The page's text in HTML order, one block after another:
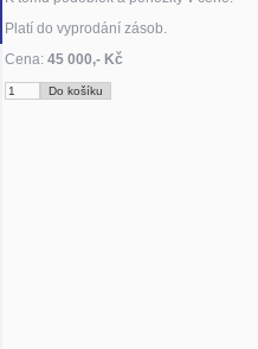
Platí do vyprodání zásob.
Cena: 45 000,- Kč